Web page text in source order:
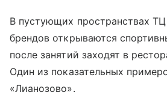
В пустующих пространствах
брендов открываются
после занятий заходят в
Один из показательных
«Лианозово».